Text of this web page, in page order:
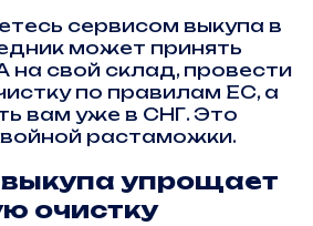
сервисом выкупа в
может принять
на свой склад, провести
по правилам ЕС, а
вам уже в СНГ. Это
растаможки.
выкупа упрощает
очистку